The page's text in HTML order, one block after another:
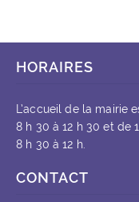
HORAIRES
L’accueil de la mairie
8 h 30 à 12 h 30 et de
8 h 30 à 12 h.
CONTACT